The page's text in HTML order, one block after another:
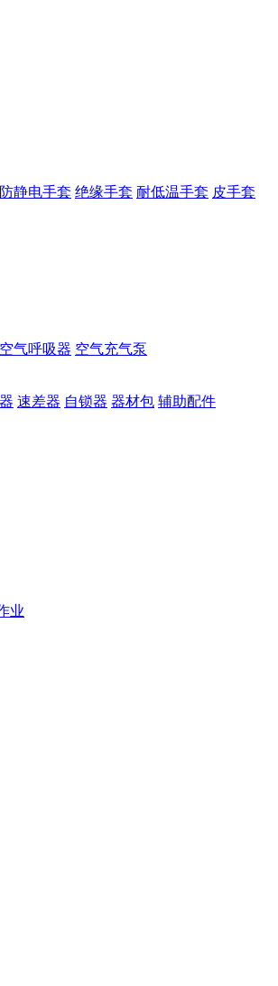
防静电手套 绝缘手套 耐低温手套 皮手套
空气呼吸器 空气充气泵
速差器 自锁器 器材包 辅助配件
业